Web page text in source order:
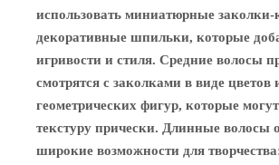
использовать миниатюрные
декоративные шпильки, которые
игривости и стиля. Средние волосы
смотрятся с заколками в виде цветов
геометрических фигур, которые
текстуру прически. Длинные волосы
широкие возможности для